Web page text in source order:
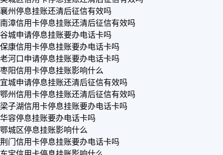
襄州停息挂账还清后征信有效吗
南漳信用卡停息挂账还清后征信有效吗
谷城申请停息挂账要办电话卡吗
保康信用卡停息挂账要办电话卡吗
老河口申请停息挂账要办电话卡吗
枣阳信用卡停息挂账影响什么
宜城申请停息挂账还清后征信有效吗
鄂州信用卡停息挂账还清后征信有效吗
梁子湖信用卡停息挂账要办电话卡吗
华容停息挂账要办电话卡吗
鄂城区停息挂账影响什么
荆门信用卡停息挂账要办电话卡吗